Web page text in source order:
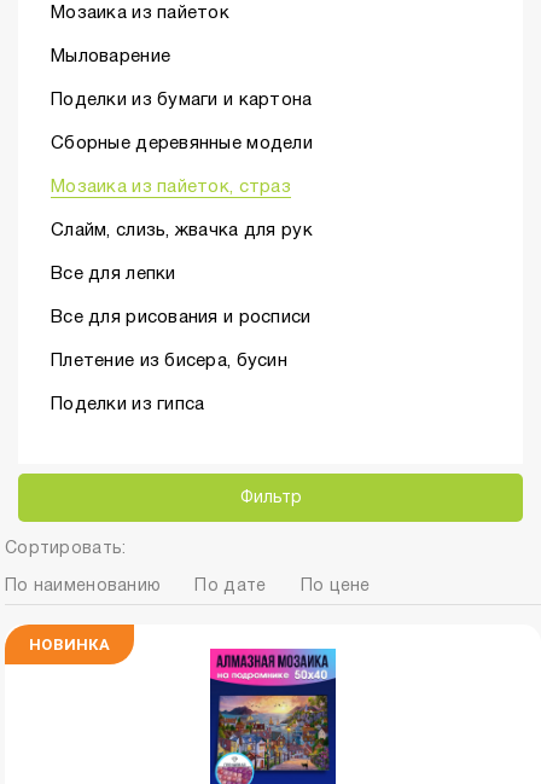
Мозаика из пайеток
Мыловарение
Поделки из бумаги и картона
Сборные деревянные модели
Мозаика из пайеток, страз
Слайм, слизь, жвачка для рук
Все для лепки
Все для рисования и росписи
Плетение из бисера, бусин
Поделки из гипса
Фильтр
Сортировать:
По наименованию По дате По цене
НОВИНКА